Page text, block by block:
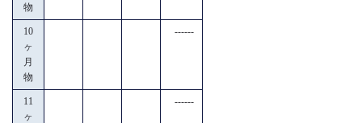
物
10
ヶ
月
物
------
11
ヶ
------